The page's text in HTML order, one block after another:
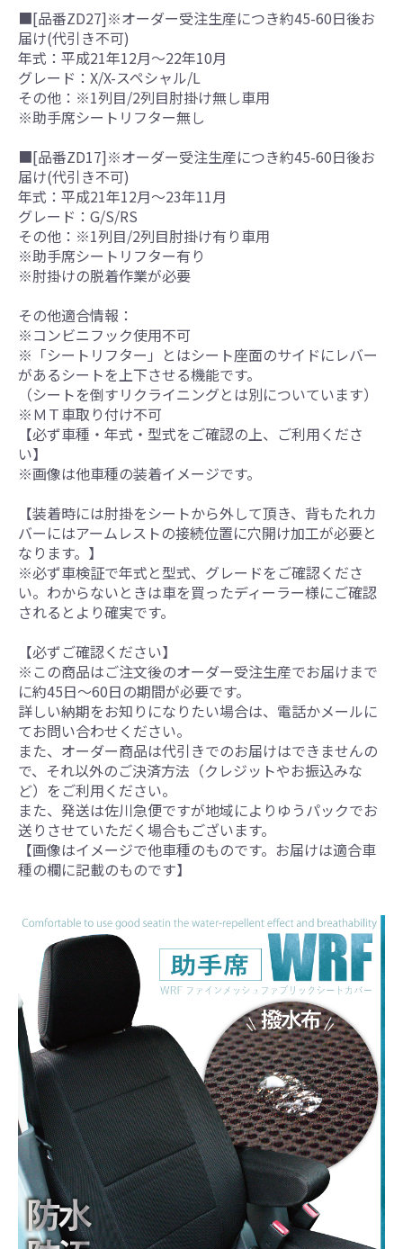
■[品番ZD27]※オーダー受注生産につき約45-60日後お
届け(代引き不可)
年式：平成21年12月～22年10月
グレード：X/X-スペシャル/L
その他：※1列目/2列目肘掛け無し車用
※助手席シートリフター無し
■[品番ZD17]※オーダー受注生産につき約45-60日後お
届け(代引き不可)
年式：平成21年12月～23年11月
グレード：G/S/RS
その他：※1列目/2列目肘掛け有り車用
※助手席シートリフター有り
※肘掛けの脱着作業が必要
その他適合情報：
※コンビニフック使用不可
※「シートリフター」とはシート座面のサイドにレバー
があるシートを上下させる機能です。
（シートを倒すリクライニングとは別についています）
※ＭＴ車取り付け不可
【必ず車種・年式・型式をご確認の上、ご利用くださ
い】
※画像は他車種の装着イメージです。
【装着時には肘掛をシートから外して頂き、背もたれカ
バーにはアームレストの接続位置に穴開け加工が必要と
なります。】
※必ず車検証で年式と型式、グレードをご確認くださ
い。わからないときは車を買ったディーラー様にご確認
されるとより確実です。
【必ずご確認ください】
※この商品はご注文後のオーダー受注生産でお届けまで
に約45日～60日の期間が必要です。
詳しい納期をお知りになりたい場合は、電話かメールに
てお問い合わせください。
また、オーダー商品は代引きでのお届けはできませんの
で、それ以外のご決済方法（クレジットやお振込みな
ど）をご利用ください。
また、発送は佐川急便ですが地域によりゆうパックでお
送りさせていただく場合もございます。
【画像はイメージで他車種のものです。お届けは適合車
種の欄に記載のものです】